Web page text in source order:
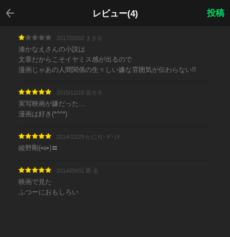
レビュー(4)
戻る
投稿
2017/03/02 まきを
湊かなえさんの小説は
文章だからこそイヤミス感が出るので
漫画じゃあの人間関係の生々しい嫌な雰囲気が伝わらない!!
2015/12/16 凪モモ
実写映画が嫌だった…
漫画は好き(*^^*)
2014/12/29 かにY(･∀･)Y
綾野剛(•ө•)〓
2014/09/01 匿 名
映画で見た
ふつーにおもしろい